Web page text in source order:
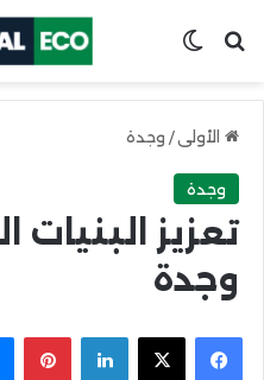
ابحث عنSwitch skin
الأولى / وجدة
وجدة
تعزيز البنيات
وجدة
Facebook
X
LinkedIn